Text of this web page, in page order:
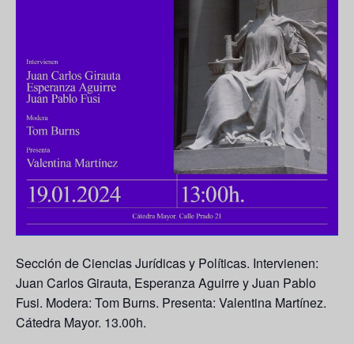
Sección de Ciencias Jurídicas y Políticas. Intervienen:
Juan Carlos Girauta, Esperanza Aguirre y Juan Pablo
Fusi. Modera: Tom Burns. Presenta: Valentina Martínez.
Cátedra Mayor. 13.00h.